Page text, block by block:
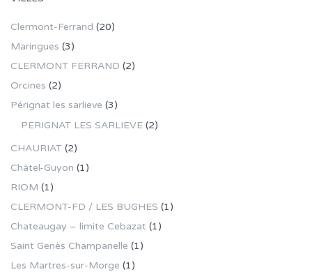
Clermont-Ferrand (20)
Maringues (3)
CLERMONT FERRAND (2)
Orcines (2)
Pérignat les sarlieve (3)
PERIGNAT LES SARLIEVE (2)
CHAURIAT (2)
Châtel-Guyon (1)
RIOM (1)
CLERMONT-FD / LES BUGHES (1)
Chateaugay – limite Cebazat (1)
Saint Genès Champanelle (1)
Les Martres-sur-Morge (1)